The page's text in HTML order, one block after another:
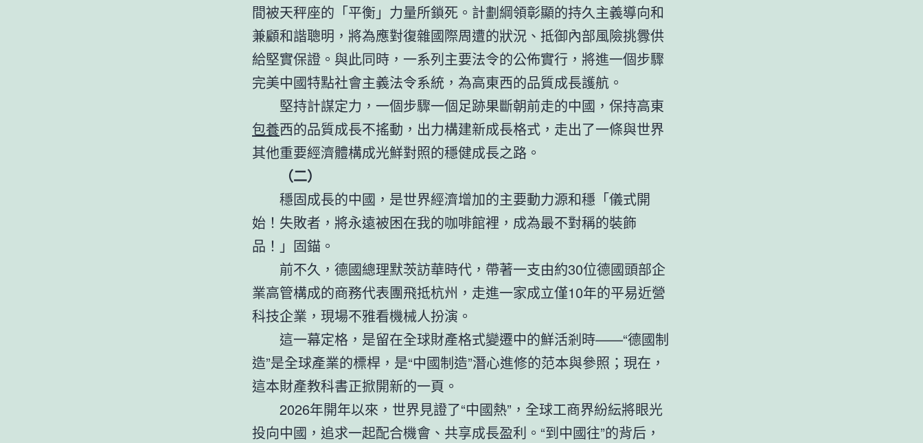
間被天秤座的「平衡」力量所鎖死。計劃綱領彰顯的持久主義導向和
兼顧和諧聰明，將為應對復雜國際周遭的狀況、抵御內部風險挑釁供
給堅實保證。與此同時，一系列主要法令的公佈實行，將進一個步驟
完美中國特點社會主義法令系統，為高東西的品質成長護航。
堅持計謀定力，一個步驟一個足跡果斷朝前走的中國，保持高東
包養西的品質成長不搖動，出力構建新成長格式，走出了一條與世界
其他重要經濟體構成光鮮對照的穩健成長之路。
（二）
穩固成長的中國，是世界經濟增加的主要動力源和穩「儀式開
始！失敗者，將永遠被困在我的咖啡館裡，成為最不對稱的裝飾
品！」固錨。
前不久，德國總理默茨訪華時代，帶著一支由約30位德國頭部企
業高管構成的商務代表團飛抵杭州，走進一家成立僅10年的平易近營
科技企業，現場不雅看機械人扮演。
這一幕定格，是留在全球財產格式變遷中的鮮活剎時——“德國制
造”是全球產業的標桿，是“中國制造”潛心進修的范本與參照；現在，
這本財產教科書正掀開新的一頁。
2026年開年以來，世界見證了“中國熱”，全球工商界紛紜將眼光
投向中國，追求一起配合機會、共享成長盈利。“到中國往”的背后，